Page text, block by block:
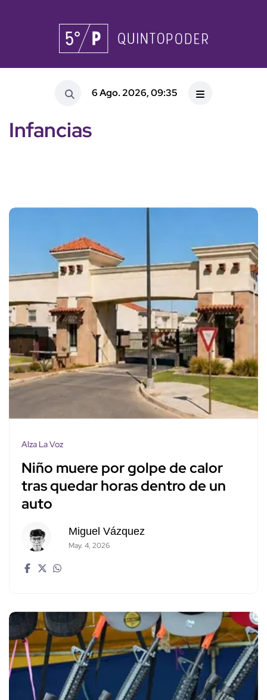
6 Ago. 2026, 09:35
Infancias
Alza La Voz
Niño muere por golpe de calor
tras quedar horas dentro de un
auto
Miguel Vázquez
May. 4, 2026